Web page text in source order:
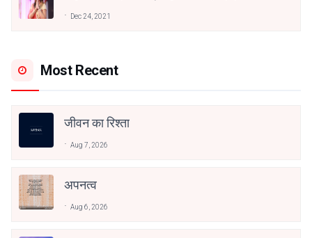
Dec 24, 2021
Most Recent
जीवन का रिश्ता
Aug 7, 2026
अपनत्व
Aug 6, 2026